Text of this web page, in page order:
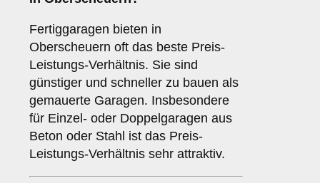
Fertiggaragen bieten in
Oberscheuern oft das beste Preis-
Leistungs-Verhältnis. Sie sind
günstiger und schneller zu bauen als
gemauerte Garagen. Insbesondere
für Einzel- oder Doppelgaragen aus
Beton oder Stahl ist das Preis-
Leistungs-Verhältnis sehr attraktiv.